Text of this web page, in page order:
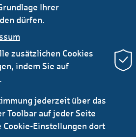
Ihrer
dürfen.
zusätzlichen Cookies
indem Sie auf
jederzeit über das
Toolbar auf jeder Seite
Einstellungen dort